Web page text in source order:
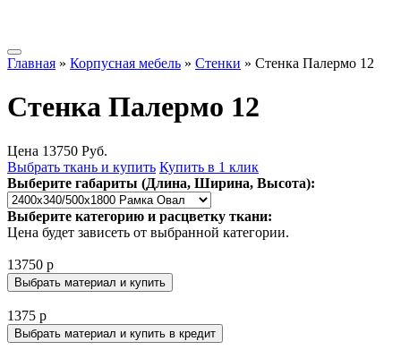
Главная » Корпусная мебель » Стенки » Стенка Палермо 12
Стенка Палермо 12
Цена 13750 Руб.
Выбрать ткань и купить Купить в 1 клик
Выберите габариты (Длина, Ширина, Высота):
Выберите категорию и расцветку ткани:
Цена будет зависеть от выбранной категории.
13750 р
Выбрать материал и купить
1375 р
Выбрать материал и купить в кредит